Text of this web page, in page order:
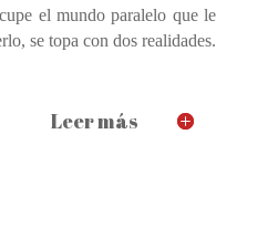
el mundo paralelo que le
se topa con dos realidades.
Leer más